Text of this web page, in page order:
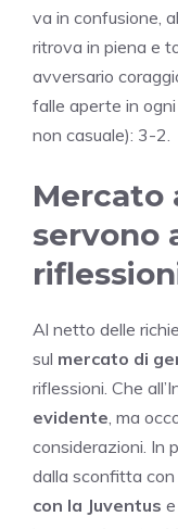
va in confusione,
ritrova in piena e
avversario
falle aperte in
non casuale): 3-2.
Mercato
servono
Al netto delle
sul mercato di
riflessioni. Che
evidente , ma
considerazioni. In
dalla sconfitta con
con la Juventus